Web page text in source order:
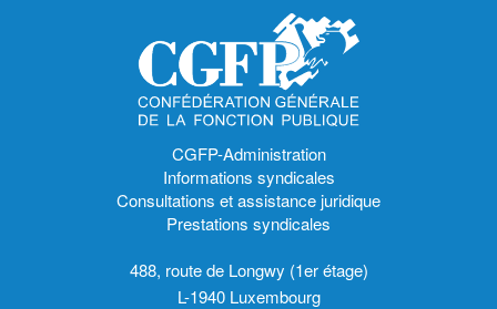
CGFP-Administration
Informations syndicales
Consultations et assistance juridique
Prestations syndicales
488, route de Longwy (1er étage)
L-1940 Luxembourg